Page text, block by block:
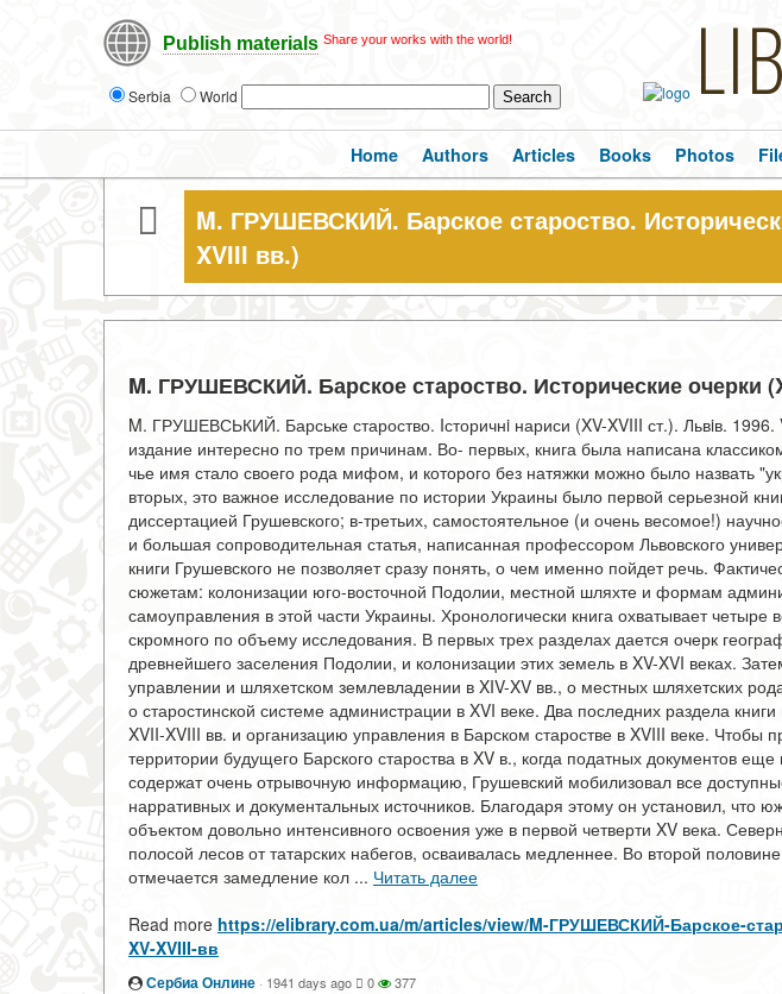
Publish materials Share your works with the world!
Serbia World
Home Authors Articles Books Photos
M. ГРУШЕВСКИЙ. Барское староство.
XVIII вв.)
M. ГРУШЕВСКИЙ. Барское староство. Исторические очерки
M. ГРУШЕВСЬКИЙ. Барське староство. Iсторичнi нариси (XV-XVIII ст.). Львiв.
издание интересно по трем причинам. Во- первых, книга была написана
чье имя стало своего рода мифом, и которого без натяжки можно было назвать
вторых, это важное исследование по истории Украины было первой серьезной
диссертацией Грушевского; в-третьих, самостоятельное (и очень весомое!)
и большая сопроводительная статья, написанная профессором Львовского
книги Грушевского не позволяет сразу понять, о чем именно пойдет речь.
сюжетам: колонизации юго-восточной Подолии, местной шляхте и формам
самоуправления в этой части Украины. Хронологически книга охватывает четыре
скромного по объему исследования. В первых трех разделах дается очерк
древнейшего заселения Подолии, и колонизации этих земель в XV-XVI веках.
управлении и шляхетском землевладении в XIV-XV вв., о местных шляхетских
о старостинской системе администрации в XVI веке. Два последних раздела
XVII-XVIII вв. и организацию управления в Барском старостве в XVIII веке. Чтобы
территории будущего Барского староства в XV в., когда податных документов
содержат очень отрывочную информацию, Грушевский мобилизовал все
нарративных и документальных источников. Благодаря этому он установил, что
объектом довольно интенсивного освоения уже в первой четверти XV века.
полосой лесов от татарских набегов, осваивалась медленнее. Во второй
отмечается замедление кол ... Читать далее
Read more https://elibrary.com.ua/m/articles/view/M-ГРУШЕВСКИЙ-Барское-
XV-XVIII-вв
Сербиа Онлине · 1941 days ago 0 377